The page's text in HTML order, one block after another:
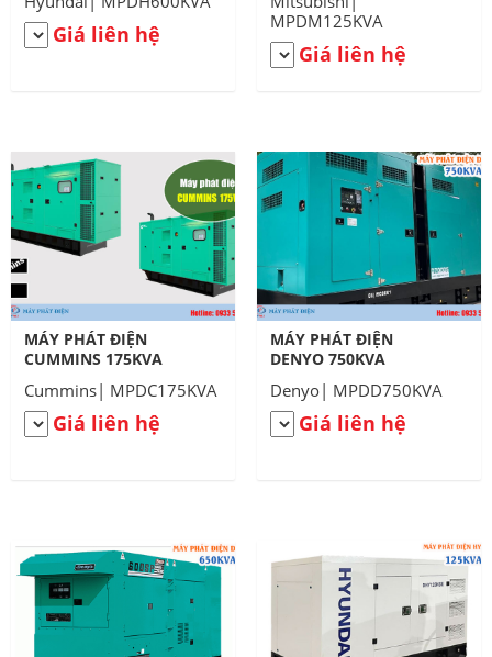
Giá liên hệ
MPDM125KVA
Giá liên hệ
MÁY PHÁT ĐIỆN
CUMMINS 175KVA
Cummins| MPDC175KVA
Giá liên hệ
MÁY PHÁT ĐIỆN
DENYO 750KVA
Denyo| MPDD750KVA
Giá liên hệ